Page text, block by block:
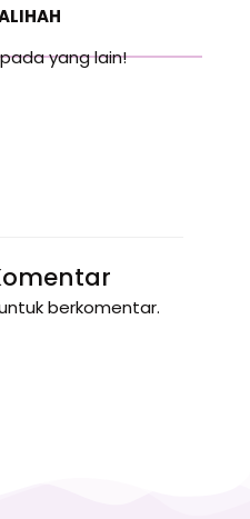
yang lain!
berkomentar.